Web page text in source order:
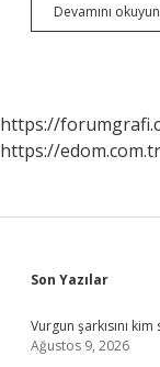
Devamını okuyun
https://
https://edom.com.tr
Sidebar
Son Yazılar
Vurgun şarkısını
Ağustos 9, 2026